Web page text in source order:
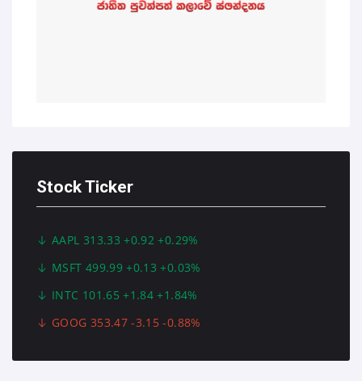
Stock Ticker
AAPL 313.33 +0.92 +0.29%
MSFT 499.99 +0.13 +0.03%
INTC 101.65 +1.84 +1.84%
GOOG 353.47 -3.15 -0.88%